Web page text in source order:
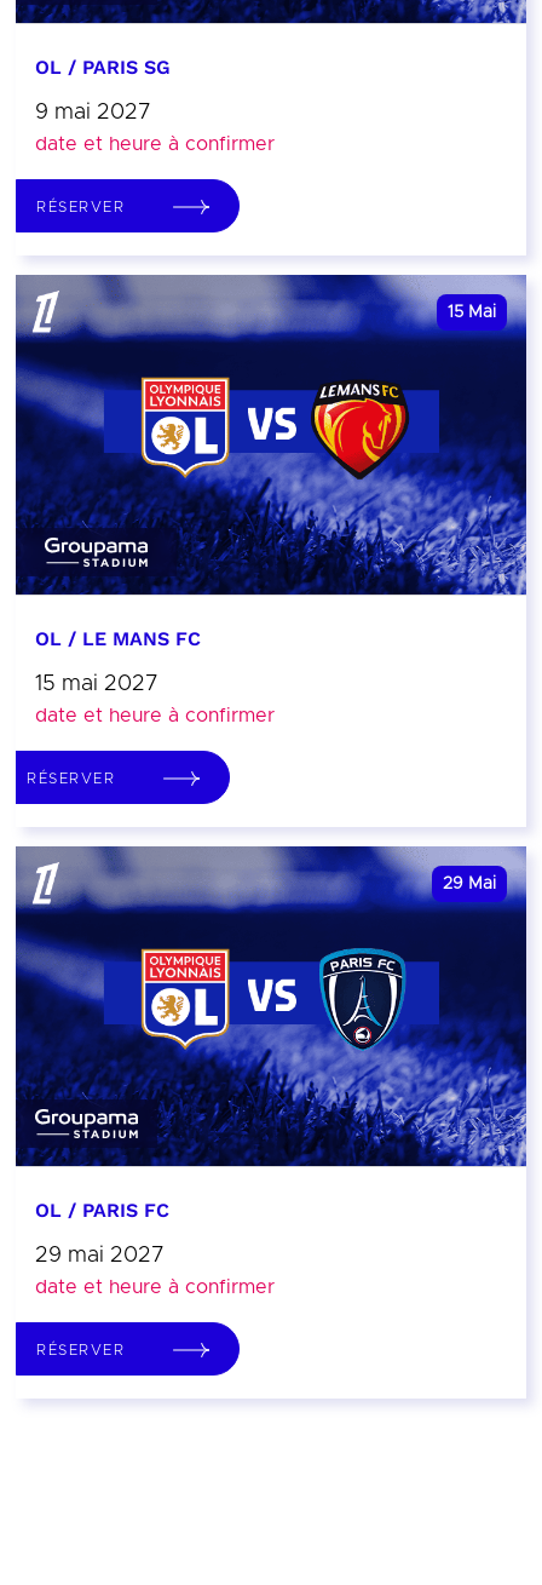
OL / PARIS SG
9 mai 2027
date et heure à confirmer
RÉSERVER
15 Mai
OL / LE MANS FC
15 mai 2027
date et heure à confirmer
RÉSERVER
29 Mai
OL / PARIS FC
29 mai 2027
date et heure à confirmer
RÉSERVER